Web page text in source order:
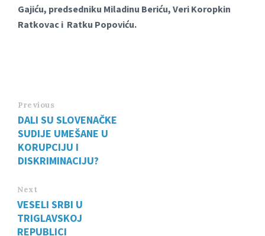
Gajiću, predsedniku Miladinu Beriću, Veri Koropkin
Ratkovac i Ratku Popoviću.
Previous
DALI SU SLOVENAČKE
SUDIJE UMEŠANE U
KORUPCIJU I
DISKRIMINACIJU?
Next
VESELI SRBI U
TRIGLAVSKOJ
REPUBLICI